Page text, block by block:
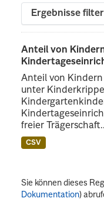
Ergebnisse
Anteil von
Anteil von
unter
freier
CSV
Sie können dieses
Dokumentation)